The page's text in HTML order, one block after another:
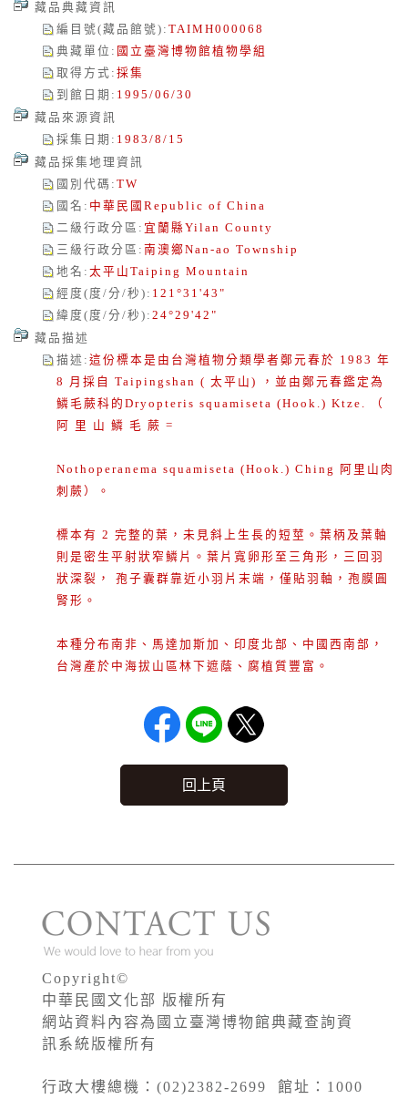
藏品典藏資訊
編目號(藏品館號) : TAIMH000068
典藏單位 : 國立臺灣博物館植物學組
取得方式 : 採集
到館日期 : 1995/06/30
藏品來源資訊
採集日期 : 1983/8/15
藏品採集地理資訊
國別代碼 : TW
國名 : 中華民國 Republic of China
二級行政分區 : 宜蘭縣 Yilan County
三級行政分區 : 南澳鄉 Nan-ao Township
地名 : 太平山 Taiping Mountain
經度(度/分/秒) : 121°31'43"
緯度(度/分/秒) : 24°29'42"
藏品描述
描述 : 這份標本是由台灣植物分類學者鄭元春於 1983 年
8 月採自 Taipingshan ( 太平山) ，並由鄭元春鑑定為
鱗毛蕨科的Dryopteris squamiseta (Hook.) Ktze. （
阿 里 山 鱗 毛 蕨 =
Nothoperanema squamiseta (Hook.) Ching 阿里山肉
刺蕨）。
標本有 2 完整的葉，未見斜上生長的短莖。葉柄及葉軸
則是密生平射狀窄鱗片。葉片寬卵形至三角形，三回羽
狀深裂， 孢子囊群靠近小羽片末端，僅貼羽軸，孢膜圓
腎形。
本種分布南非、馬達加斯加、印度北部、中國西南部，
台灣產於中海拔山區林下遮蔭、腐植質豐富。
回上頁
Copyright©
中華民國文化部 版權所有
網站資料內容為國立臺灣博物館典藏查詢資
訊系統版權所有
行政大樓總機：(02)2382-2699 館址：1000